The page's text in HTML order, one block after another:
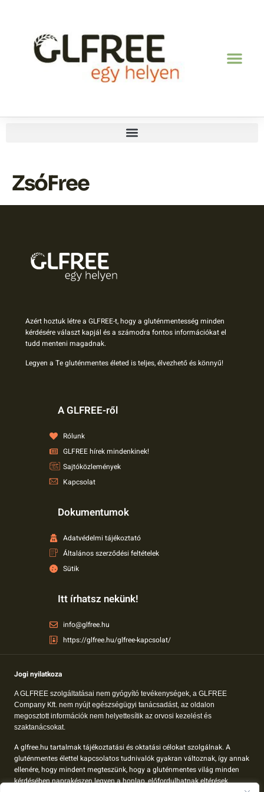
ZsóFree
Azért hoztuk létre a GLFREE-t, hogy a gluténmentesség minden
kérdésére választ kapjál és a számodra fontos információkat el
tudd menteni magadnak.
Legyen a Te gluténmentes életed is teljes, élvezhető és könnyű!
A GLFREE-ről
Rólunk
GLFREE hírek mindenkinek!
Sajtóközlemények
Kapcsolat
Dokumentumok
Adatvédelmi tájékoztató
Általános szerződési feltételek
Sütik
Itt írhatsz nekünk!
info@glfree.hu
https://glfree.hu/glfree-kapcsolat/
Jogi nyilatkoza
A GLFREE szolgáltatásai nem gyógyító tevékenységek, a GLFREE
Company Kft. nem nyújt egészségügyi tanácsadást, az oldalon
megosztott információk nem helyettesítik az orvosi kezelést és
szaktanácsokat.
A glfree.hu tartalmak tájékoztatási és oktatási célokat szolgálnak. A
gluténmentes élettel kapcsolatos tudnivalók gyakran változnak, így annak
ellenére, hogy mindent megteszünk, hogy a gluténmentes világ minden
kérdésében naprakészen legyen a honlap, előfordulhatnak eltérések.